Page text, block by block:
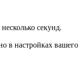
секунд.
в настройках вашего